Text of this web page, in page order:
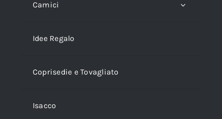
Camici
Idee Regalo
Coprisedie e Tovagliato
Isacco